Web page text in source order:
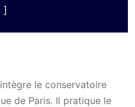
le conservatoire
de Paris. Il pratique le